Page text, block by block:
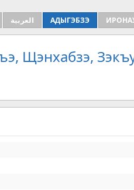
العربية АДЫГЭБЗЭ
Щэнхабзэ,